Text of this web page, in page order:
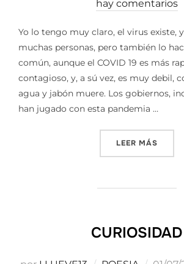
el
hay comentarios
Yo lo tengo muy claro, el virus existe,
muchas personas, pero también lo
común, aunque el COVID 19 es más
contagioso, y, a sú vez, es muy debil,
agua y jabón muere. Los gobiernos,
han jugado con esta pandemia …
LEER MÁS
CURIOSIDAD